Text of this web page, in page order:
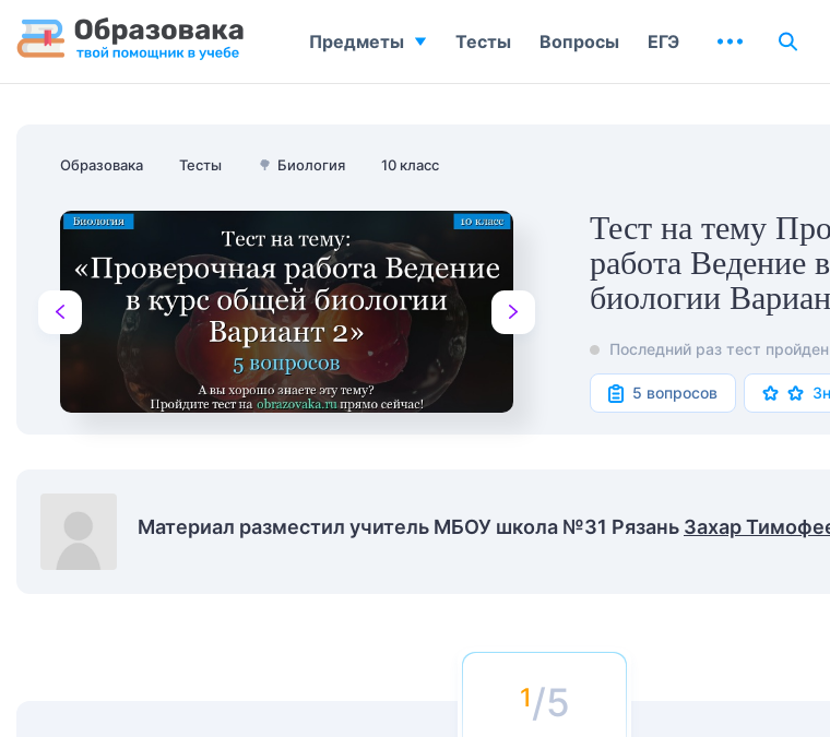
Образовака Тесты 🌳 Биология 10 класс
Тест на тему
работа Ведение
биологии
Последний раз тест
5 вопросов
Материал разместил учитель МБОУ школа №31 Рязань Захар
/5
Предметы Тесты Вопросы ЕГЭ